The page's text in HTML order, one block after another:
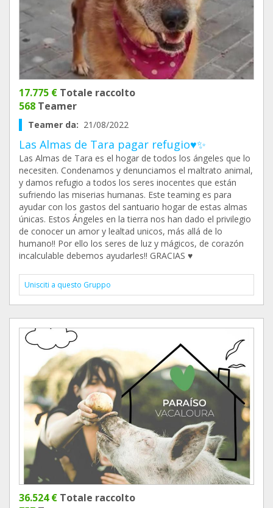
17.775 € Totale raccolto
568 Teamer
Teamer da: 21/08/2022
Las Almas de Tara pagar refugio♥️✨
Las Almas de Tara es el hogar de todos los ángeles que lo
necesiten. Condenamos y denunciamos el maltrato animal,
y damos refugio a todos los seres inocentes que están
sufriendo las miserias humanas. Este teaming es para
ayudar con los gastos del santuario hogar de estas almas
únicas. Estos Ángeles en la tierra nos han dado el privilegio
de conocer un amor y lealtad unicos, más allá de lo
humano!! Por ello los seres de luz y mágicos, de corazón
incalculable debemos ayudarles!! GRACIAS ♥️
Unisciti a questo Gruppo
36.524 € Totale raccolto